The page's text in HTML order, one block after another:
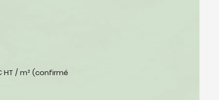
/ m² (confirmé